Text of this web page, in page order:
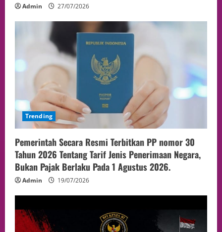
Admin 27/07/2026
Trending
Pemerintah Secara Resmi Terbitkan PP nomor 30
Tahun 2026 Tentang Tarif Jenis Penerimaan Negara,
Bukan Pajak Berlaku Pada 1 Agustus 2026.
Admin 19/07/2026